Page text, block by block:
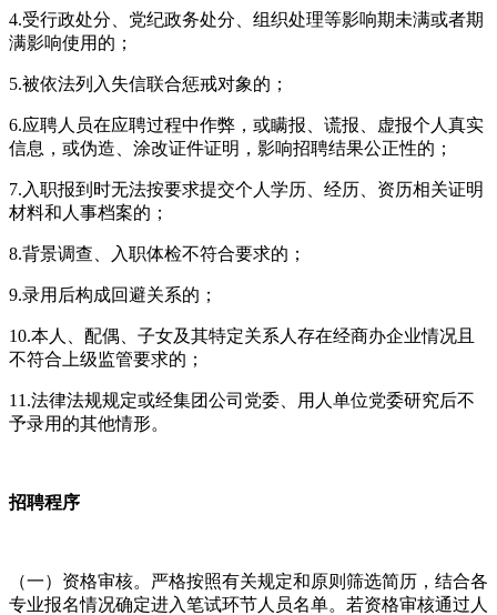
4.受行政处分、党纪政务处分、组织处理等影响期未满或者期
满影响使用的；
5.被依法列入失信联合惩戒对象的；
6.应聘人员在应聘过程中作弊，或瞒报、谎报、虚报个人真实
信息，或伪造、涂改证件证明，影响招聘结果公正性的；
7.入职报到时无法按要求提交个人学历、经历、资历相关证明
材料和人事档案的；
8.背景调查、入职体检不符合要求的；
9.录用后构成回避关系的；
10.本人、配偶、子女及其特定关系人存在经商办企业情况且
不符合上级监管要求的；
11.法律法规规定或经集团公司党委、用人单位党委研究后不
予录用的其他情形。
招聘程序
（一）资格审核。严格按照有关规定和原则筛选简历，结合各
专业报名情况确定进入笔试环节人员名单。若资格审核通过人